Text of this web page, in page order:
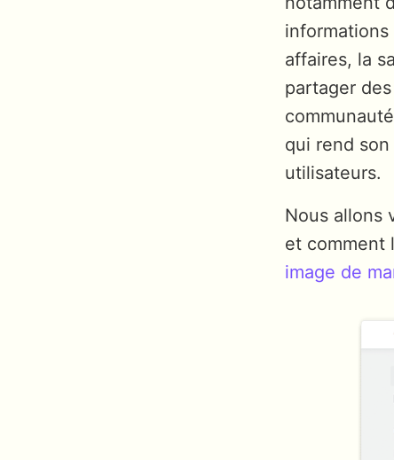
affaires, la
partager
qui rend
utilisateurs.
Nous allons
et comment
image de